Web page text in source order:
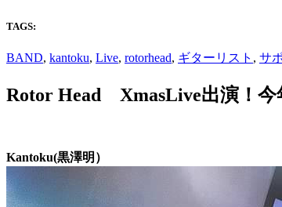
TAGS:
BAND, kantoku, Live, rotorhead, ギターリスト , サ
Rotor Head XmasLive出演！今
Kantoku(黒澤明）